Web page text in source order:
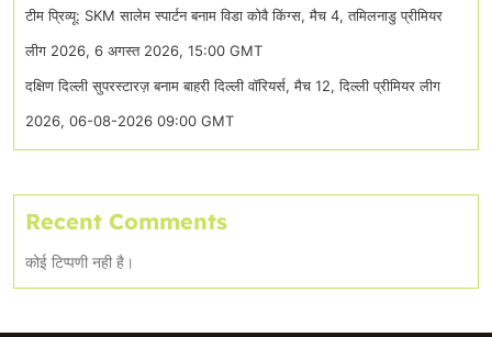
टीम प्रिव्यू: SKM सालेम स्पार्टन बनाम विडा कोवै किंग्स, मैच 4, तमिलनाडु प्रीमियर
लीग 2026, 6 अगस्त 2026, 15:00 GMT
दक्षिण दिल्ली सुपरस्टारज़ बनाम बाहरी दिल्ली वॉरियर्स, मैच 12, दिल्ली प्रीमियर लीग
2026, 06-08-2026 09:00 GMT
Recent Comments
कोई टिप्पणी नही है।